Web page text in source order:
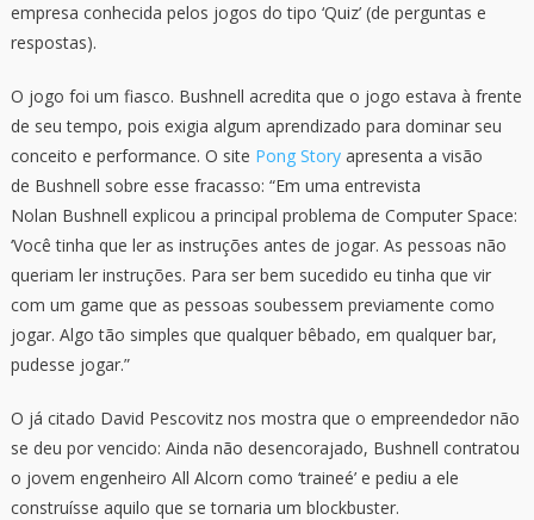
empresa conhecida pelos jogos do tipo ‘Quiz’ (de perguntas e
respostas).
O jogo foi um fiasco. Bushnell acredita que o jogo estava à frente
de seu tempo, pois exigia algum aprendizado para dominar seu
conceito e performance. O site Pong Storyapresenta a visão
de Bushnell sobre esse fracasso: “Em uma entrevista
Nolan Bushnell explicou a principal problema de Computer Space:
‘Você tinha que ler as instruções antes de jogar. As pessoas não
queriam ler instruções. Para ser bem sucedido eu tinha que vir
com um game que as pessoas soubessem previamente como
jogar. Algo tão simples que qualquer bêbado, em qualquer bar,
pudesse jogar.”
O já citado David Pescovitz nos mostra que o empreendedor não
se deu por vencido: Ainda não desencorajado, Bushnell contratou
o jovem engenheiro All Alcorn como ‘traineé’ e pediu a ele
construísse aquilo que se tornaria um blockbuster.